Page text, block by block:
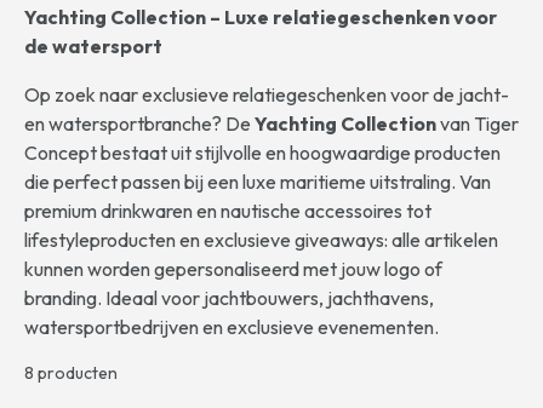
Yachting Collection – Luxe relatiegeschenken voor
de watersport
Op zoek naar exclusieve relatiegeschenken voor de jacht-
en watersportbranche? De Yachting Collectionvan Tiger
Concept bestaat uit stijlvolle en hoogwaardige producten
die perfect passen bij een luxe maritieme uitstraling. Van
premium drinkwaren en nautische accessoires tot
lifestyleproducten en exclusieve giveaways: alle artikelen
kunnen worden gepersonaliseerd met jouw logo of
branding. Ideaal voor jachtbouwers, jachthavens,
watersportbedrijven en exclusieve evenementen.
8 producten